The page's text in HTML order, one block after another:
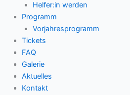
Helfer:in werden
Programm
Vorjahresprogramm
Tickets
FAQ
Galerie
Aktuelles
Kontakt